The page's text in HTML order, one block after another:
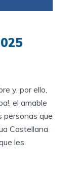
y, por ello,
el amable
personas que
Castellana
les